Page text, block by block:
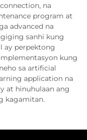
na
program at
advanced na
sanhi kung
ay perpektong
kung
sa artificial
application na
at hinuhulaan ang
kagamitan.